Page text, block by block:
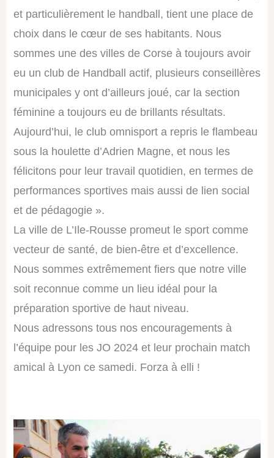
et particulièrement le handball, tient une place de
choix dans le cœur de ses habitants. Nous
sommes une des villes de Corse à toujours avoir
eu un club de Handball actif, plusieurs conseillères
municipales y ont d’ailleurs joué, car la section
féminine a toujours eu de brillants résultats.
Aujourd’hui, le club omnisport a repris le flambeau
sous la houlette d’Adrien Magne, et nous les
félicitons pour leur travail quotidien, en termes de
performances sportives mais aussi de lien social
et de pédagogie ».
La ville de L’Ile-Rousse promeut le sport comme
vecteur de santé, de bien-être et d’excellence.
Nous sommes extrêmement fiers que notre ville
soit reconnue comme un lieu idéal pour la
préparation sportive de haut niveau.
Nous adressons tous nos encouragements à
l’équipe pour les JO 2024 et leur prochain match
amical à Lyon ce samedi. Forza à elli !